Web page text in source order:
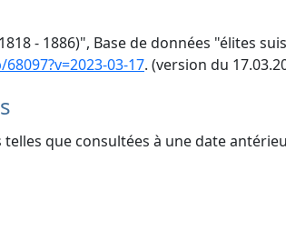
- 1886)", Base de données "élites
03-17. (version du
telles que consultées à une date